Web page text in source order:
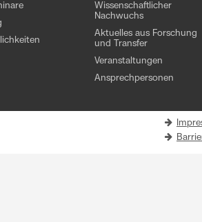
Wissenschaftlicher
Nachwuchs
Aktuelles aus Forschung
und Transfer
Veranstaltungen
Ansprechpersonen